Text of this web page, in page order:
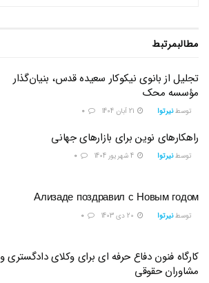
مطالبمرتبط
تجلیل از بانوی نیکوکار سعیده قدس، بنیان‌گذار
مؤسسه محک
توسط نیرتوا
راهکارهای نوین برای بازارهای جهانی
توسط نیرتوا
Ализаде поздравил с Новым годом
توسط نیرتوا
کارگاه فنون دفاع حرفه ای برای وکلای دادگستری و
مشاوران حقوقی